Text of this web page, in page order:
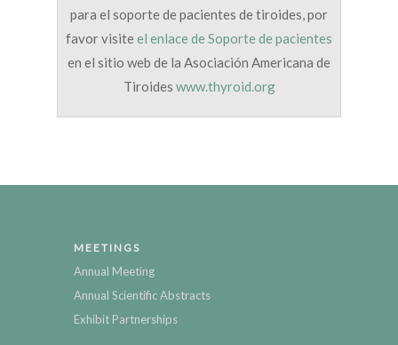
para el soporte de pacientes de tiroides, por
favor visiteel enlace de Soporte de pacientes
en el sitio web de la Asociación Americana de
Tiroides www.thyroid.org
MEETINGS
Annual Meeting
Annual Scientific Abstracts
Exhibit Partnerships